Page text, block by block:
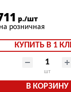
р./шт
КУПИТЬ В 1
шт
В КОРЗИНУ